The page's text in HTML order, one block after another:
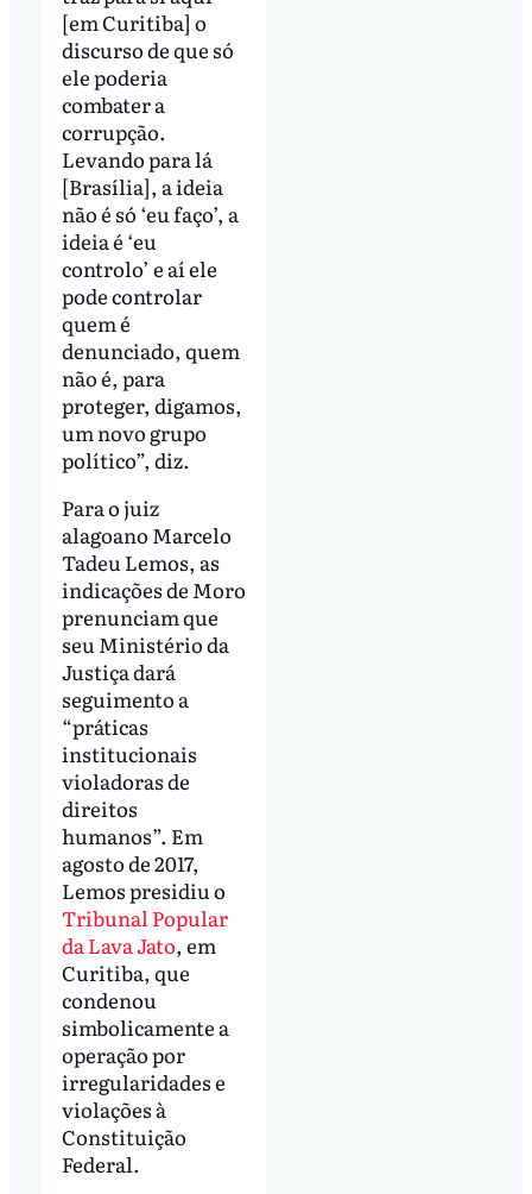
[em Curitiba] o
discurso de que só
ele poderia
combater a
corrupção.
Levando para lá
[Brasília], a ideia
não é só ‘eu faço’, a
ideia é ‘eu
controlo’ e aí ele
pode controlar
quem é
denunciado, quem
não é, para
proteger, digamos,
um novo grupo
político”, diz.
Para o juiz
alagoano Marcelo
Tadeu Lemos, as
indicações de Moro
prenunciam que
seu Ministério da
Justiça dará
seguimento a
“práticas
institucionais
violadoras de
direitos
humanos”. Em
agosto de 2017,
Lemos presidiu o
Tribunal Popular
da Lava Jato, em
Curitiba, que
condenou
simbolicamente a
operação por
irregularidades e
violações à
Constituição
Federal.